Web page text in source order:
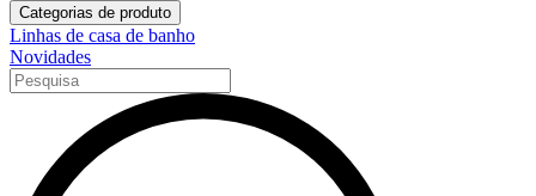
Categorias de produto
Linhas de casa de banho
Novidades